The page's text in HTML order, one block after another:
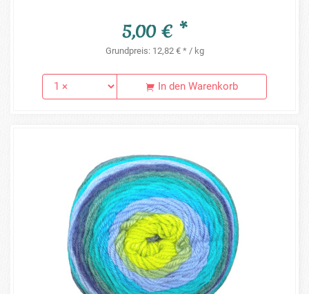
5,00 € *
Grundpreis: 12,82 € * / kg
In den Warenkorb